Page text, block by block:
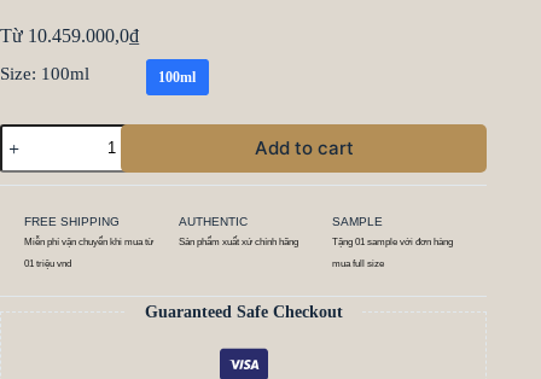
Từ 10.459.000,0₫
Size: 100ml 100ml
Add to cart
FREE SHIPPING
Miễn phí vận chuyển khi mua từ
01 triệu vnd
AUTHENTIC
Sản phẩm xuất xứ chính hãng
SAMPLE
Tặng 01 sample với đơn hàng
mua full size
Guaranteed Safe Checkout